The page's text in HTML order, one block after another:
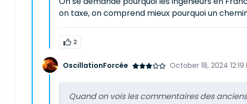
on taxe, on comprend mieux pourquoi un
2
OscillationForcée October 18, 2024 12:19
Quand on vois les commentaires des